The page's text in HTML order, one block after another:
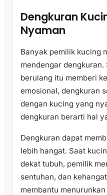
Dengkuran
Nyaman
Banyak pemilik kucing
mendengar dengkuran.
berulang itu memberi
emosional, dengkuran
dengan kucing yang
dengkuran berarti hal
Dengkuran dapat
lebih hangat. Saat
dekat tubuh, pemilik
sentuhan, dan
membantu